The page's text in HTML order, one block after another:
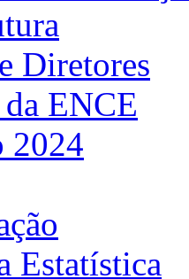
Diretores
ENCE
2024
Estatística